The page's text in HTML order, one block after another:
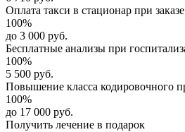
Оплата такси в стационар при
100%
до 3 000 руб.
Бесплатные анализы при
100%
5 500 руб.
Повышение класса кодировочного
100%
до 17 000 руб.
Получить лечение в подарок